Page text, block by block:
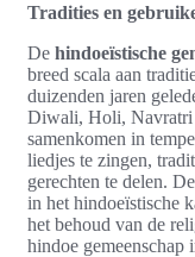
Tradities en
De hindoeïstische
breed scala aan
duizenden jaren
Diwali, Holi, Navratri
samenkomen in
liedjes te zingen,
gerechten te delen.
in het hindoeïstische
het behoud van de
hindoe gemeenschap